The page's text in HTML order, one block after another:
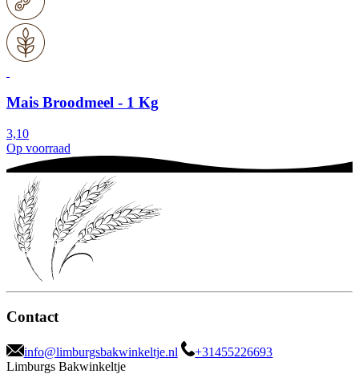
Mais Broodmeel - 1 Kg
3,10
Op voorraad
Contact
info@limburgsbakwinkeltje.nl
+31455226693
Limburgs Bakwinkeltje